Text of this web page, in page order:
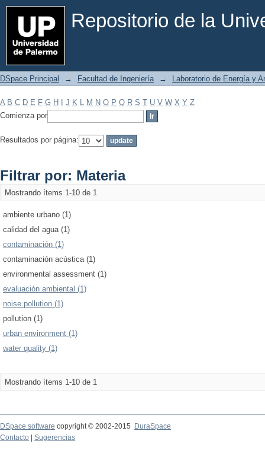
Repositorio de la
Filtrar por: Materia
DSpace Principal → Facultad de Ingeniería → Laboratorio de Energía y
A B C D E F G H J K L M N O P Q R S T U V W X Y Z
Comienza por
Resultados por página:
Filtrar por: Materia
Mostrando ítems 1-10 de 1
ambiente urbano (1)
calidad del agua (1)
contaminación (1)
contaminación acústica (1)
environmental assessment (1)
evaluación ambiental (1)
noise pollution (1)
pollution (1)
urban environment (1)
water quality (1)
Mostrando ítems 1-10 de 1
DSpace software copyright © 2002-2015
DuraSpace
Contacto
Sugerencias